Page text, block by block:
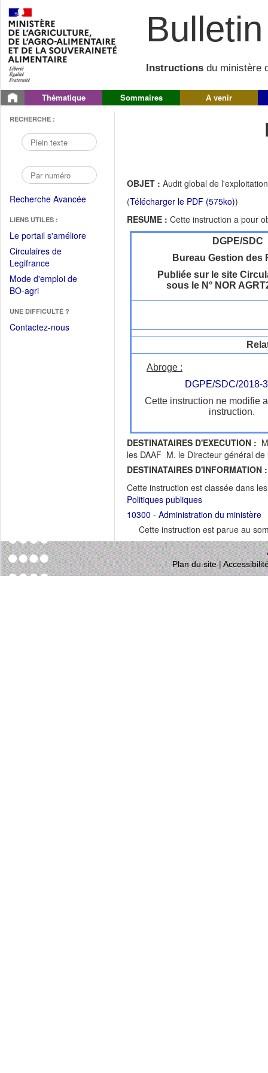
Instructions du ministère
Thématique Sommaires A venir
RECHERCHE :
Recherche Avancée
LIENS UTILES :
Le portail s'améliore(Fichier
Circulaires de
Legifrance(Ouvrir
dans
une
fenêtre)
Mode d'emploi de
BO-agri(Ouvrir
une
nouvelle
UNE DIFFICULTÉ ?
Contactez-nous
OBJET : Audit global de
(Télécharger le PDF (575ko))
RESUME : Cette instruction a pour
DGPE/SDC
Bureau Gestion des
Publiée sur le site
sous le N° NOR
Abroge :
DGPE/SDC/2018-
Cette instruction ne modifie
instruction.
DESTINATAIRES D'EXECUTION :
les DAAF M. le Directeur général
DESTINATAIRES D'INFORMATION :
Cette instruction est classée dans
Politiques publiques
10300 - Administration du ministère
Cette instruction est parue au
Plan du site|